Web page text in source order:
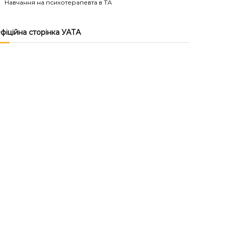
Навчання на психотерапевта в ТА
сторінка УАТА